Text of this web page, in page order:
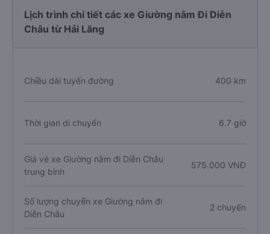
Lịch trình chi tiết các xe Giường nằm Đi Diễn
Châu từ Hải Lăng
Chiều dài tuyến đường 400 km
Thời gian di chuyển 6.7 giờ
Giá vé xe Giường nằm đi Diễn Châu
trung bình
575.000 VNĐ
Số lượng chuyến xe Giường nằm đi
Diễn Châu
2 chuyến